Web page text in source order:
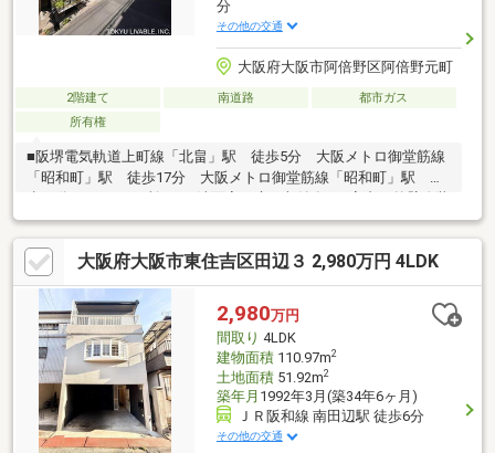
分
その他の交通
大阪府大阪市阿倍野区阿倍野元町
2階建て 南道路
都市ガス
所有権
■阪堺電気軌道上町線「北畠」駅 徒歩5分 大阪メトロ御堂筋線
「昭和町」駅 徒歩17分 大阪メトロ御堂筋線「昭和町」駅 徒
歴あり■閑静な住宅街■各居室6帖以上あり
大阪府大阪市東住吉区田辺３ 2,980万円 4LDK
2,980万円
間取り 4LDK
建物面積110.97m2
土地面積51.92m2
築年月 1992年3月(築34年6ヶ月)
ＪＲ阪和線 南田辺駅 徒歩6分
その他の交通